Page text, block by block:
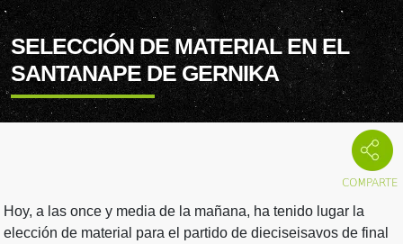
SELECCIÓN DE MATERIAL EN EL
SANTANAPE DE GERNIKA
Hoy, a las once y media de la mañana, ha tenido lugar la
elección de material para el partido de dieciseisavos de final